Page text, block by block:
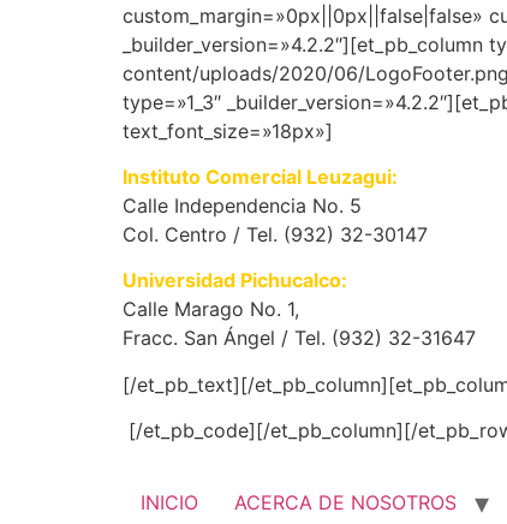
custom_margin=»0px||0px||false|false»
_builder_version=»4.2.2″][et_pb_column
content/uploads/2020/06/
type=»1_3″
text_font_size=»18px»]
Instituto Comercial Leuzagui:
Calle Independencia No. 5
Col. Centro / Tel. (932) 32-30147
Universidad Pichucalco:
Calle Marago No. 1,
Fracc. San Ángel / Tel. (932) 32-31647
[/et_pb_text][/
[/et_pb_code][/et_pb_column][/
INICIO ACERCA DE NOSOTROS